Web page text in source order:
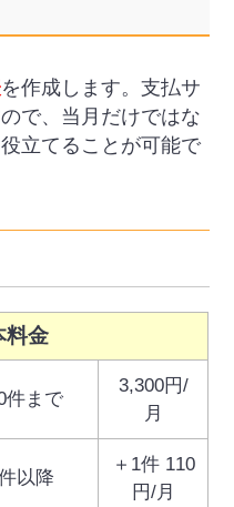
を作成します。支払サ
で、当月だけではな
立てることが可能で
料金
件まで
3,300円/
月
以降
＋1件 110
円/月